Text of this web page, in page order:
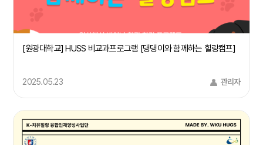
[원광대학교] HUSS 비교과프로그램 [댕댕이와 함께하는 힐링캠프]
2025.05.23 관리자